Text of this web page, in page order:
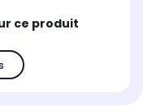
ce produit